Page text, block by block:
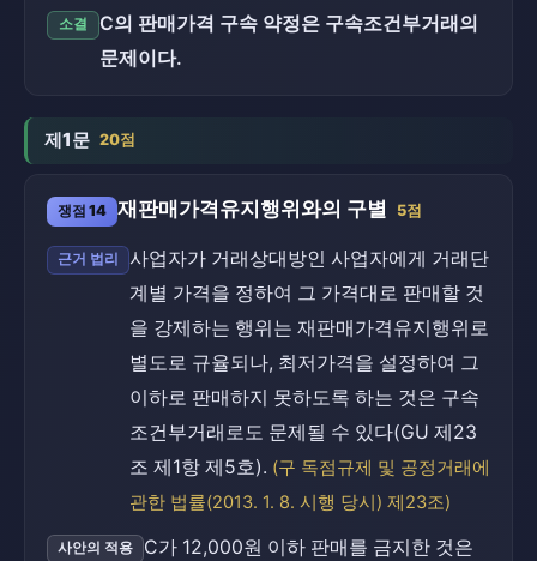
소결
C의 판매가격 구속 약정은 구속조건부거래의
문제이다.
제1문 20점
쟁점 14 재판매가격유지행위와의 구별 5점
근거 법리
사업자가 거래상대방인 사업자에게 거래단
계별 가격을 정하여 그 가격대로 판매할 것
을 강제하는 행위는 재판매가격유지행위로
별도로 규율되나, 최저가격을 설정하여 그
이하로 판매하지 못하도록 하는 것은 구속
조건부거래로도 문제될 수 있다(GU 제23
조 제1항 제5호). (구 독점규제 및 공정거래에
관한 법률(2013. 1. 8. 시행 당시) 제23조)
사안의 적용
C가 12,000원 이하 판매를 금지한 것은